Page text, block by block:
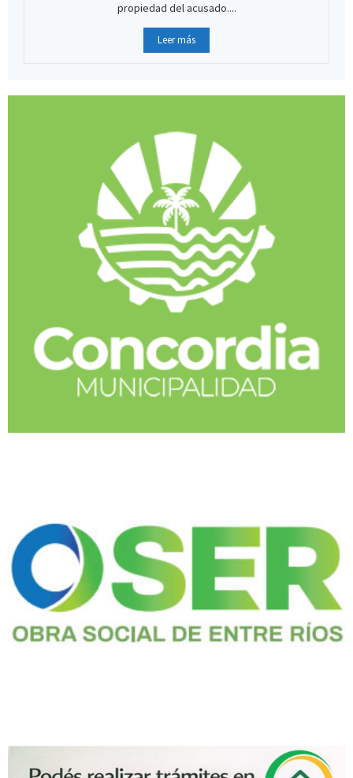
propiedad del acusado....
Leer más